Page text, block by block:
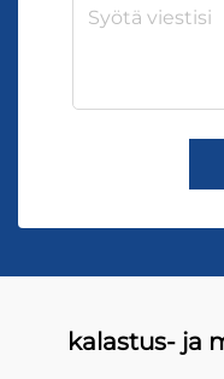
kalastus- ja